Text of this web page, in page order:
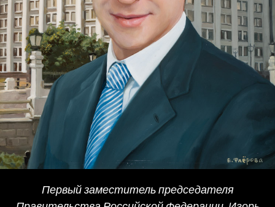
Первый заместитель председателя